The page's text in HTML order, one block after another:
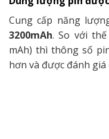
Cung cấp năng
3200mAh. So với
mAh) thì thông số
hơn và được đánh